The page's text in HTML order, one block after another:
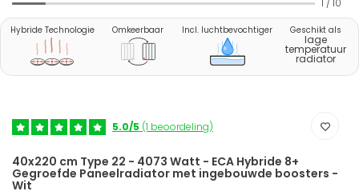
1 / 10
Hybride Technologie Omkeerbaar Incl. luchtbevochtiger Geschikt als
lage
temperatuur
radiator
5.0/5 (1 beoordeling)
40x220 cm Type 22 - 4073 Watt - ECA Hybride 8+
Gegroefde Paneelradiator met ingebouwde boosters -
Wit